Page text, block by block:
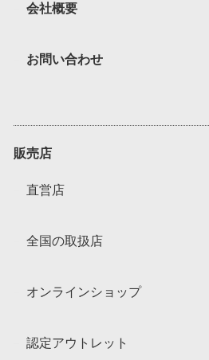
会社概要
お問い合わせ
販売店
直営店
全国の取扱店
オンラインショップ
認定アウトレット